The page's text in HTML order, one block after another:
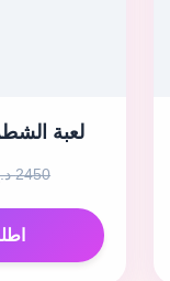
لعبة
2450 د.ج